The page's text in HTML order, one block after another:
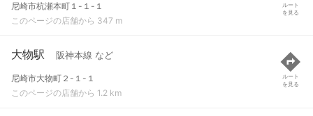
尼崎市杭瀬本町１-１-１
このページの店舗から 347 m
ルート
を見る
大物駅 阪神本線 など
尼崎市大物町２-１-１
このページの店舗から 1.2 km
ルート
を見る